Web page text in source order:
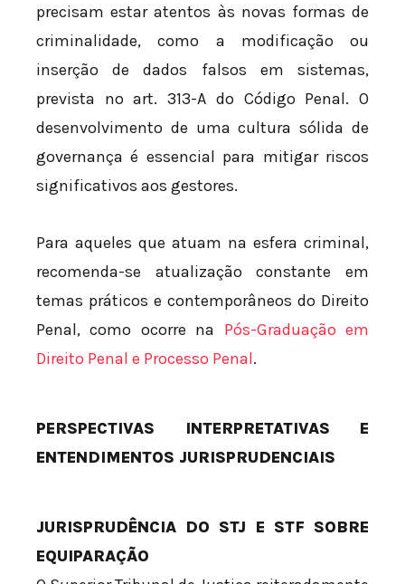
precisam estar atentos às novas formas de
criminalidade, como a modificação ou
inserção de dados falsos em sistemas,
prevista no art. 313-A do Código Penal. O
desenvolvimento de uma cultura sólida de
governança é essencial para mitigar riscos
significativos aos gestores.
Para aqueles que atuam na esfera criminal,
recomenda-se atualização constante em
temas práticos e contemporâneos do Direito
Penal, como ocorre na Pós-Graduação em
Direito Penal e Processo Penal.
PERSPECTIVAS INTERPRETATIVAS E
ENTENDIMENTOS JURISPRUDENCIAIS
JURISPRUDÊNCIA DO STJ E STF SOBRE
EQUIPARAÇÃO